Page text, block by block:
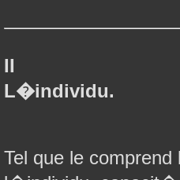
II
L�individu.
Tel que le